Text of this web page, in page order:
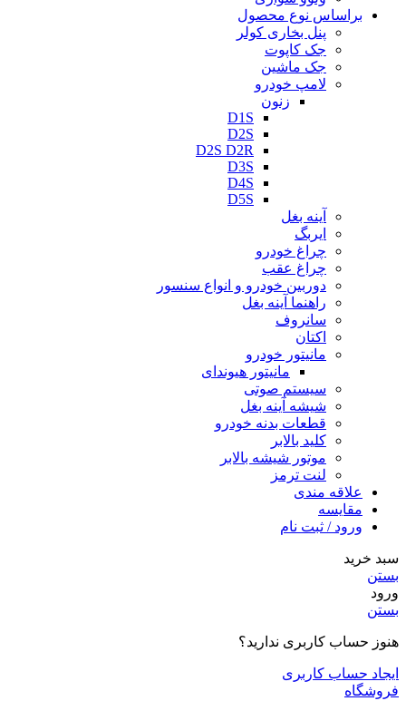
براساس نوع محصول
پنل بخاری کولر
جک کاپوت
جک ماشین
لامپ خودرو
زنون
D1S
D2S
D2S D2R
D3S
D4S
D5S
آینه بغل
ایربگ
چراغ خودرو
چراغ عقب
دوربین خودرو و انواع سنسور
راهنما آینه بغل
سانروف
اکتان
مانیتور خودرو
مانیتور هیوندای
سیستم صوتی
شیشه آینه بغل
قطعات بدنه خودرو
کلید بالابر
موتور شیشه بالابر
لنت ترمز
علاقه مندی
مقایسه
ورود / ثبت نام
سبد خرید
بستن
ورود
بستن
هنوز حساب کاربری ندارید؟
ایجاد حساب کاربری
فروشگاه